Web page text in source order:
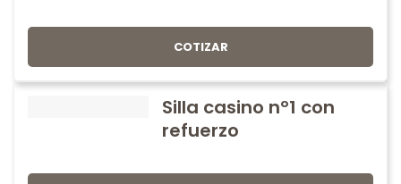
COTIZAR
Silla casino nº1 con
refuerzo